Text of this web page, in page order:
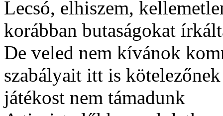
Lecsó, elhiszem,
korábban butaságokat
De veled nem kívánok
szabályait itt is
játékost nem támadunk